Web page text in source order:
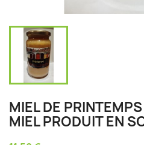
MIEL DE
MIEL PRODUIT EN